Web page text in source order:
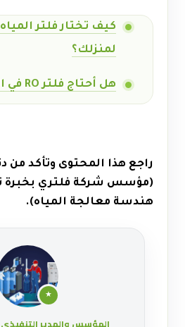
كيف تختار فلتر
لمنزلك؟
هل أحتاج فلتر RO في المنزل؟
راجع هذا المحتوى وتأكد من
هندسة معالجة المياه).
★